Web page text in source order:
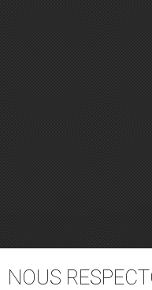
OUR STORY
NOUS